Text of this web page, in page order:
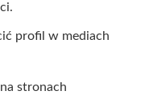
profil w mediach
stronach